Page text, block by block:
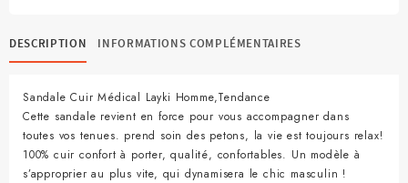
DESCRIPTION INFORMATIONS COMPLÉMENTAIRES
Sandale Cuir Médical Layki Homme,Tendance
Cette sandale revient en force pour vous accompagner dans
toutes vos tenues. prend soin des petons, la vie est toujours relax!
100% cuir confort à porter, qualité, confortables. Un modèle à
s’approprier au plus vite, qui dynamisera le chic masculin !